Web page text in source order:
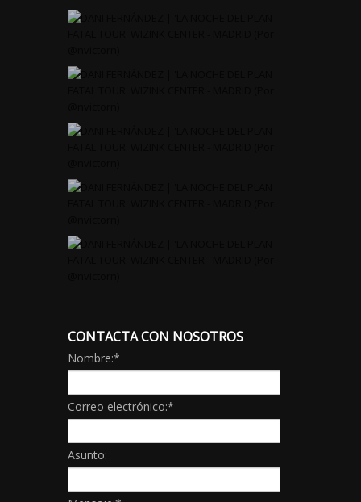
CONTACTA CON NOSOTROS
Nombre:*
Correo electrónico:*
Asunto: